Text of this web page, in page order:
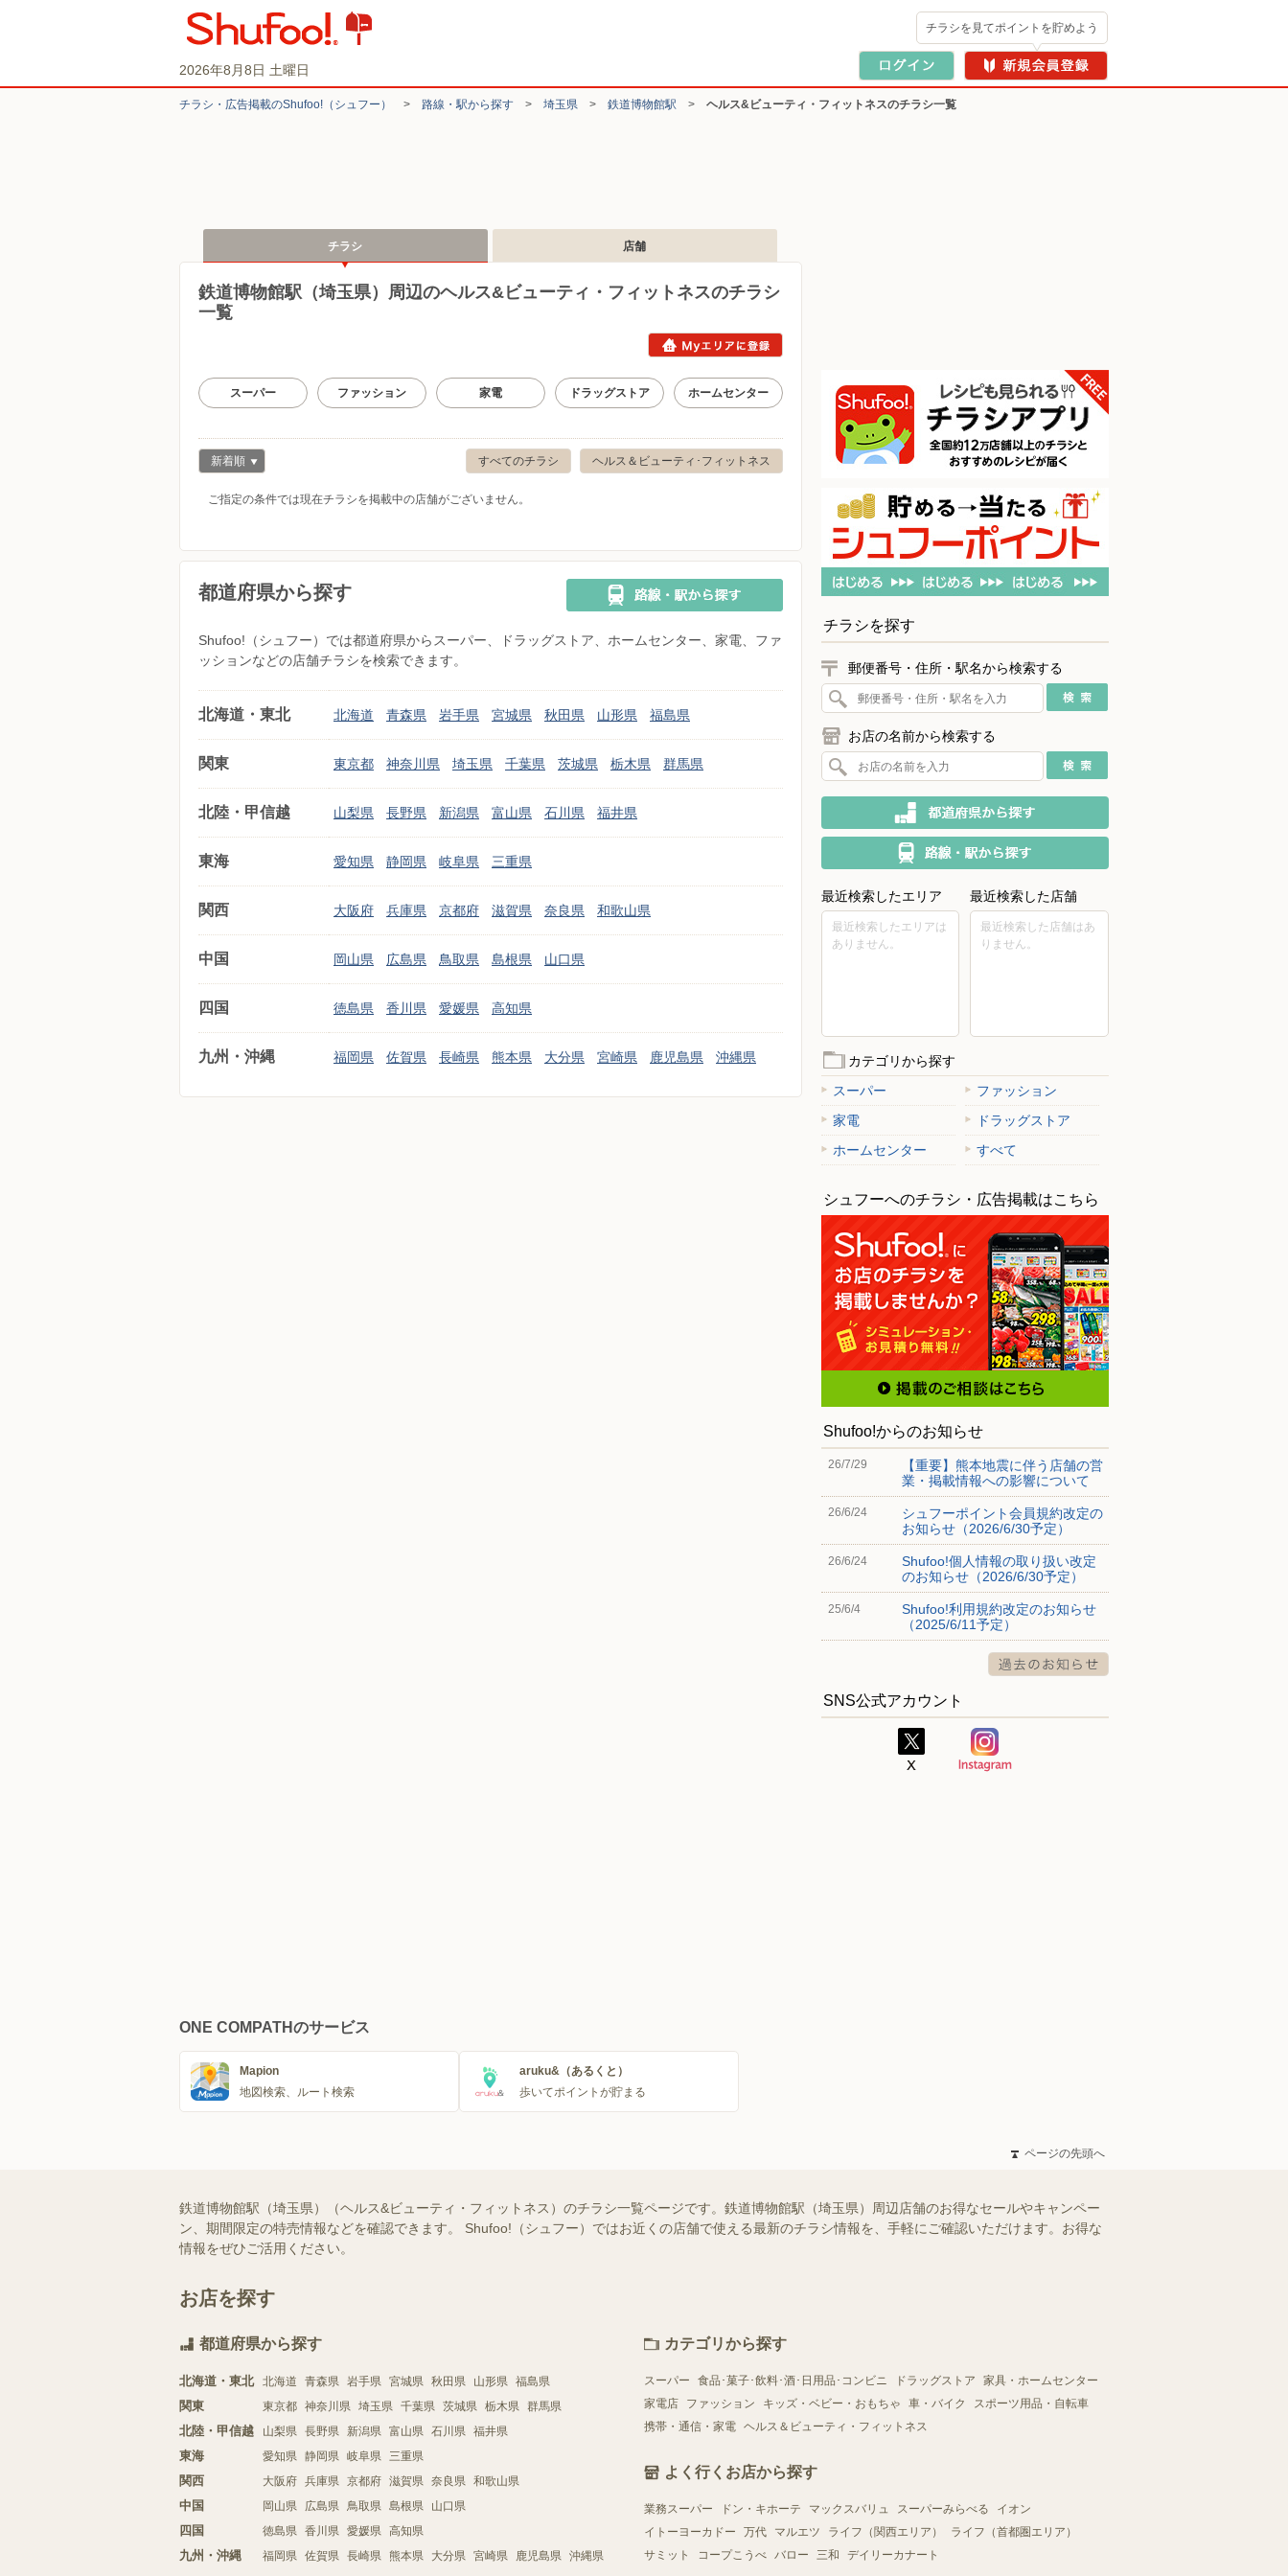
2026年8月8日 土曜日
チラシを見てポイントを貯めよう
チラシ・​広告掲載の​Shufoo!​（シュフー） > 路線・駅から探す > 埼玉県 > 鉄道博物館駅 > ヘルス&ビューティ・フィットネスのチラシ一覧
チラシ 店舗
鉄道博物館駅（埼玉県）周辺のヘルス&ビューティ・フィットネスのチラシ
一覧
スーパー ファッション 家電 ドラッグストア ホームセンター
ヘルス＆ビューティ･フィットネス
すべてのチラシ
新着順
ご指定の条件では現在チラシを掲載中の店舗がございません。
都道府県から探す
Shufoo!（シュフー）では都道府県からスーパー、ドラッグストア、ホームセンター、家電、ファ
ッションなどの店舗チラシを検索できます。
北海道・東北 北海道 青森県 岩手県 宮城県 秋田県 山形県 福島県
関東 東京都 神奈川県 埼玉県 千葉県 茨城県 栃木県 群馬県
北陸・甲信越 山梨県 長野県 新潟県 富山県 石川県 福井県
東海 愛知県 静岡県 岐阜県 三重県
関西 大阪府 兵庫県 京都府 滋賀県 奈良県 和歌山県
中国 岡山県 広島県 鳥取県 島根県 山口県
四国 徳島県 香川県 愛媛県 高知県
九州・沖縄 福岡県 佐賀県 長崎県 熊本県 大分県 宮崎県 鹿児島県 沖縄県
チラシを探す
郵便番号・住所・駅名から検索する
お店の名前から検索する
最近検索したエリア
最近検索したエリアは
ありません。
最近検索した店舗
最近検索した店舗はあ
りません。
カテゴリから探す
スーパー
ファッション
家電
ドラッグストア
ホームセンター
すべて
シュフーへのチラシ・広告掲載はこちら
Shufoo!からのお知らせ
26/7/29
【重要】熊本地震に伴う店舗の営
業・掲載情報への影響について
26/6/24
シュフーポイント会員規約改定の
お知らせ（2026/6/30予定）
26/6/24
Shufoo!個人情報の取り扱い改定
のお知らせ（2026/6/30予定）
25/6/4
Shufoo!利用規約改定のお知らせ
（2025/6/11予定）
SNS公式アカウント
ONE COMPATHのサービス
Mapion
地図検索、ルート検索
aruku&（あるくと）
歩いてポイントが貯まる
ページの先頭へ
鉄道博物館駅（埼玉県）（ヘルス&ビューティ・フィットネス）のチラシ一覧ページです。鉄道博物館駅（埼玉県）周辺店舗のお得なセールやキャンペー
ン、期間限定の特売情報などを確認できます。 Shufoo!（シュフー）ではお近くの店舗で使える最新のチラシ情報を、手軽にご確認いただけます。お得な
情報をぜひご活用ください。
お店を探す
都道府県から探す
北海道・東北 北海道 青森県 岩手県 宮城県 秋田県 山形県 福島県
関東 東京都 神奈川県 埼玉県 千葉県 茨城県 栃木県 群馬県
北陸・甲信越 山梨県 長野県 新潟県 富山県 石川県 福井県
東海 愛知県 静岡県 岐阜県 三重県
関西 大阪府 兵庫県 京都府 滋賀県 奈良県 和歌山県
中国 岡山県 広島県 鳥取県 島根県 山口県
四国 徳島県 香川県 愛媛県 高知県
九州・沖縄 福岡県 佐賀県 長崎県 熊本県 大分県 宮崎県 鹿児島県 沖縄県
カテゴリから探す
スーパー 食品･菓子･飲料･酒･日用品･コンビニ ドラッグストア
家具・ホームセンター
家電店
ファッション キッズ・ベビー・おもちゃ 車・バイク
スポーツ用品・自転車
携帯・通信・家電 ヘルス＆ビューティ・フィットネス
よく行くお店から探す
業務スーパー ドン・キホーテ マックスバリュ スーパーみらべる
イオン
イトーヨーカドー
万代 マルエツ ライフ（関西エリア）
ライフ（首都圏エリア）
サミット
コープこうべ バロー 三和 デイリーカナート